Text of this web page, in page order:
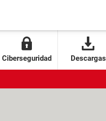
Ciberseguridad Descargas